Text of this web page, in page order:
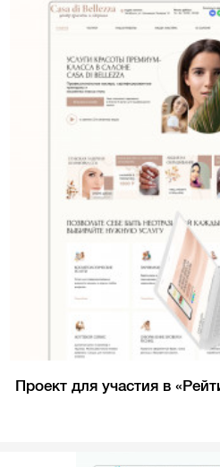
Проект для участия в